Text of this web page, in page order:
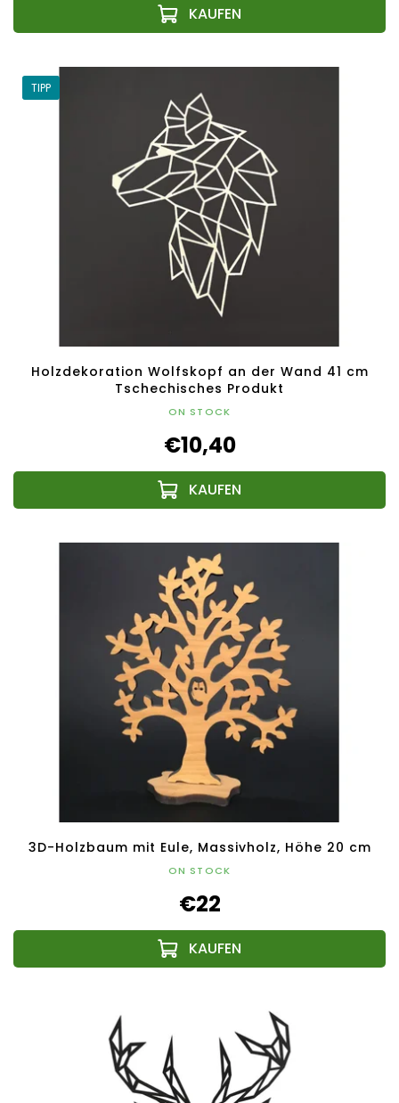
TIPP
Holzdekoration Wolfskopf an der Wand 41 cm
Tschechisches Produkt
ON STOCK
€10,40
3D-Holzbaum mit Eule, Massivholz, Höhe 20 cm
ON STOCK
€22